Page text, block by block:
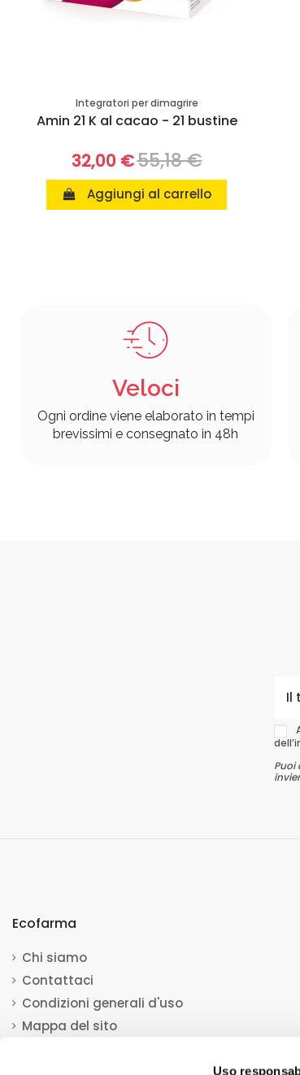
Uso
Integratori per dimagrire
Amin 21 K al cacao - 21 bustine
32,00 €55,18 €
Aggiungi al carrello
Veloci
Ogni ordine viene elaborato in tempi
brevissimi e consegnato in 48h
Puoi
Ecofarma
Chi siamo
Contattaci
Condizioni generali d'uso
Mappa del sito